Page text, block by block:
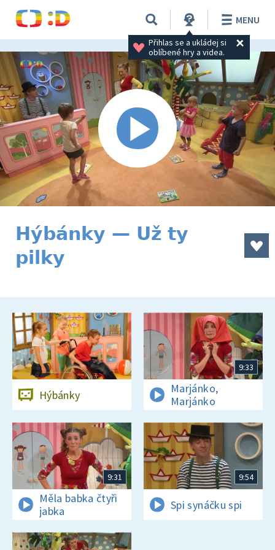
Přihlas se a ukládej si
oblíbené hry a videa.
MENU
Hýbánky — Už ty
pilky
Hýbánky
9:33
Marjánko,
Marjánko
9:31
Měla babka čtyři
jabka
9:54
Spi synáčku spi